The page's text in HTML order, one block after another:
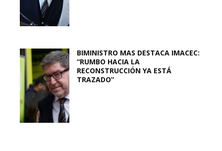
BIMINISTRO MAS DESTACA IMACEC:
“RUMBO HACIA LA
RECONSTRUCCIÓN YA ESTÁ
TRAZADO”